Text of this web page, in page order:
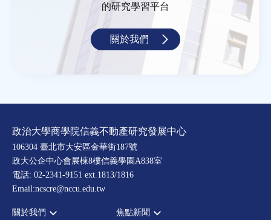
的研究學習平台
關於我們
政治大學商學院信義不動產研究發展中心
106304 臺北市大安區金華街187號
政大公企中心會展棟8樓信義學園A838室
電話: 02-2341-9151 ext.1813/1816
Email:ncscre@nccu.edu.tw
關於我們 焦點新聞